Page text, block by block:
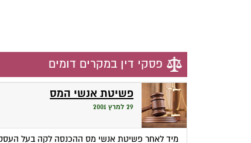
פסקי דין במקרים דומים
פשיטת אנשי המס
29 למרץ 2001
מיד לאחר פשיטת אנשי מס ההכנסה לקה בעל